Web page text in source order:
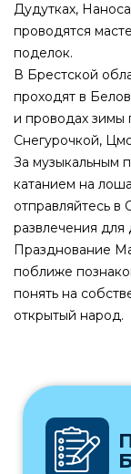
Дудутках,
проводятся
поделок.
В Брестской
проходят в
и проводах
Снегурочкой,
За музыкальным
катанием на
отправляйтесь в
развлечения для
Празднование
поближе
понять на
открытый народ.